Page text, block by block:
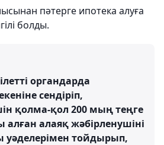
пәтерге ипотека алуға
болды.
органдарда
сендіріп,
қолма-қол 200 мың теңге
алаяқ жәбірленушіні
уәделерімен тойдырып,